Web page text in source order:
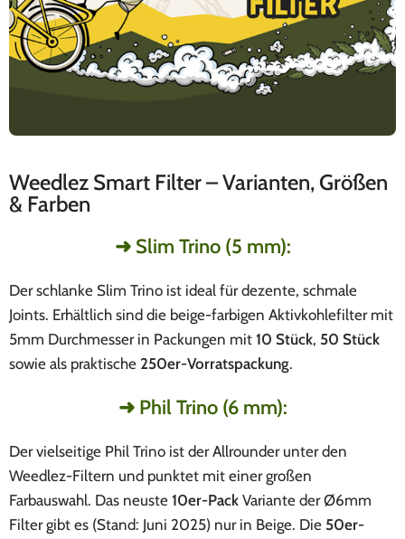
Weedlez Smart Filter – Varianten, Größen
& Farben
➜ Slim Trino (5 mm):
Der schlanke Slim Trino ist ideal für dezente, schmale
Joints. Erhältlich sind die beige-farbigen Aktivkohlefilter mit
5mm Durchmesser in Packungen mit 10 Stück, 50 Stück
sowie als praktische 250er-Vorratspackung.
➜ Phil Trino (6 mm):
Der vielseitige Phil Trino ist der Allrounder unter den
Weedlez-Filtern und punktet mit einer großen
Farbauswahl. Das neuste 10er-Pack Variante der Ø6mm
Filter gibt es (Stand: Juni 2025) nur in Beige. Die 50er-